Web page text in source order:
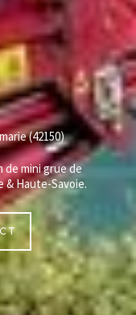
(42150)
mini grue de
& Haute-Savoie.